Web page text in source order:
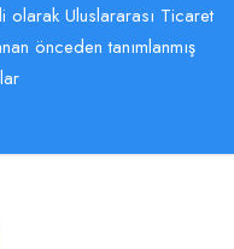
olarak Uluslararası Ticaret
önceden tanımlanmış